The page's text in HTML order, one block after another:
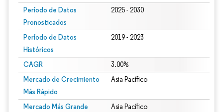
Período de Datos
Pronosticados
2025 - 2030
Período de Datos
Históricos
2019 - 2023
CAGR 3.00%
Mercado de Crecimiento
Más Rápido
Asia Pacífico
Mercado Más Grande Asia Pacífico